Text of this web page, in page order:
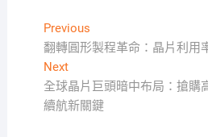
文
章
導
覽
PreviousPrevious
post:
翻轉圓形製程革命：晶片利用
NextNext
post:
全球晶片巨頭暗中布局：搶購
續航新關鍵